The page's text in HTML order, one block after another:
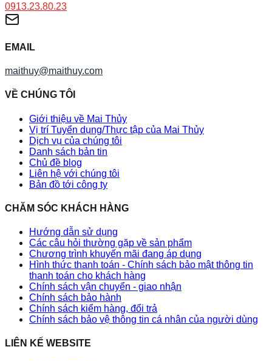
0913.23.80.23
EMAIL
maithuy@maithuy.com
VỀ CHÚNG TÔI
Giới thiệu về Mai Thủy
Vị trí Tuyển dụng/Thực tập của Mai Thủy
Dịch vụ của chúng tôi
Danh sách bản tin
Chủ đề blog
Liên hệ với chúng tôi
Bản đồ tới công ty
CHĂM SÓC KHÁCH HÀNG
Hướng dẫn sử dụng
Các câu hỏi thường gặp về sản phẩm
Chương trình khuyến mãi đang áp dụng
Hình thức thanh toán - Chính sách bảo mật thông tin
thanh toán cho khách hàng
Chính sách vận chuyển - giao nhận
Chính sách bảo hành
Chính sách kiểm hàng, đổi trả
Chính sách bảo vệ thông tin cá nhân của người dùng
LIÊN KẾ WEBSITE